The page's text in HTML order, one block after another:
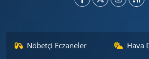
Nöbetçi Eczaneler
Hava